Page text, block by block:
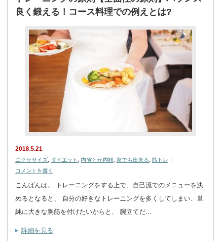
良く鍛える！コース料理での例えとは?
2018.5.21
エクササイズ ダイエット 内省とか内観 家でも出来る 筋トレ
コメントを書く
こんばんは。 トレーニングをする上で、自己流でのメニューを決
めるとなると、 自分の好きなトレーニングを多くしてしまい、単
純に大きな胸筋を付けたいからと、 腕立てだ…
詳細を見る